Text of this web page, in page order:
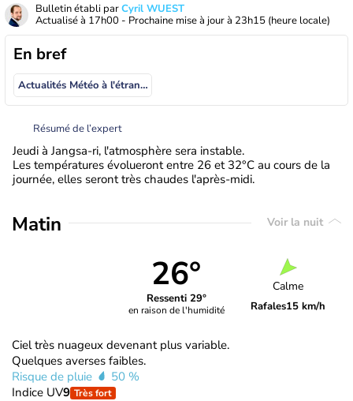
Bulletin établi parCyril WUEST
Actualisé à 17h00 - Prochaine mise à jour à 23h15 (heure locale)
En bref
Actualités Météo à l'étranger
Résumé de l’expert
Jeudi à Jangsa-ri, l'atmosphère sera instable.
Les températures évolueront entre 26 et 32°C au cours de la
journée, elles seront très chaudes l'après-midi.
Matin Voir la nuit
26°
Ressenti 29°
en raison de l'humidité
Calme
Rafales15 km/h
Ciel très nuageux devenant plus variable.
Quelques averses faibles.
Risque de pluie
50 %
Indice UV9 Très fort